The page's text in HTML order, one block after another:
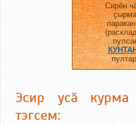
Сирӗн
КУНТАН
Эсир усӑ курма
тэгсем: